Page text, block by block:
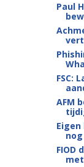
Paul
FSC:
AFM
FIOD